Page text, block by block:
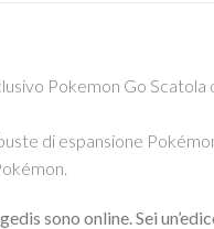
Pokemon Go
di espansione
sono online. Sei